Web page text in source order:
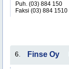
Puh. (03) 884 150
Faksi (03) 884 1510
6. Finse Oy